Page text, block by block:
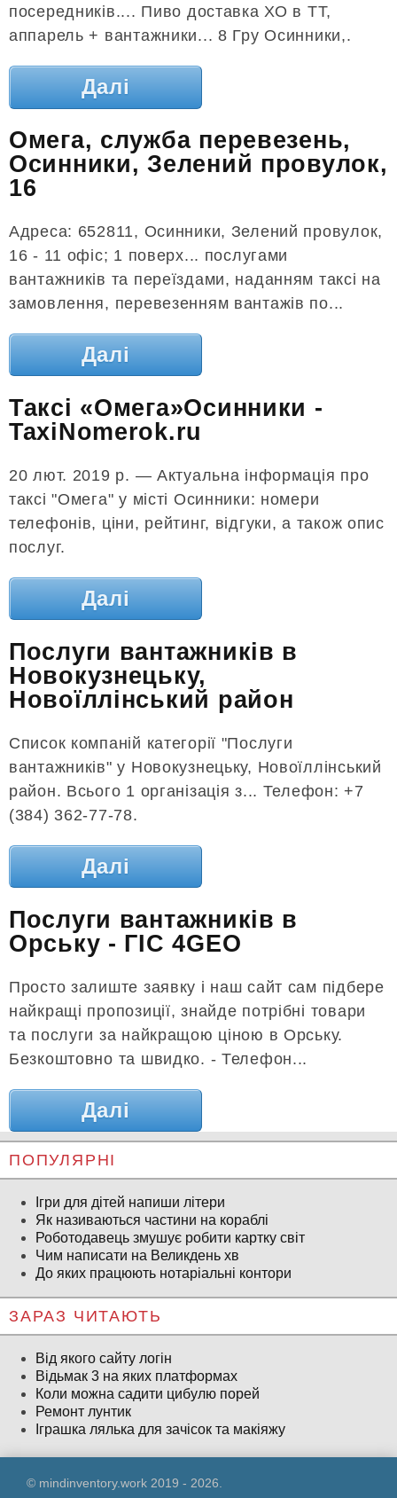
посередників.... Пиво доставка ХО в ТТ,
аппарель + вантажники... 8 Гру Осинники,.
Далі
Омега, служба перевезень,
Осинники, Зелений провулок,
16
Адреса: 652811, Осинники, Зелений провулок,
16 - 11 офіс; 1 поверх... послугами
вантажників та переїздами, наданням таксі на
замовлення, перевезенням вантажів по...
Далі
Таксі «Омега»Осинники -
TaxiNomerok.ru
20 лют. 2019 р. — Актуальна інформація про
таксі "Омега" у місті Осинники: номери
телефонів, ціни, рейтинг, відгуки, а також опис
послуг.
Далі
Послуги вантажників в
Новокузнецьку,
Новоїллінський район
Список компаній категорії "Послуги
вантажників" у Новокузнецьку, Новоїллінський
район. Всього 1 організація з... Телефон: +7
(384) 362-77-78.
Далі
Послуги вантажників в
Орську - ГІС 4GEO
Просто залиште заявку і наш сайт сам підбере
найкращі пропозиції, знайде потрібні товари
та послуги за найкращою ціною в Орську.
Безкоштовно та швидко. - Телефон...
Далі
ПОПУЛЯРНІ
Ігри для дітей напиши літери
Як називаються частини на кораблі
Роботодавець змушує робити картку світ
Чим написати на Великдень хв
До яких працюють нотаріальні контори
ЗАРАЗ ЧИТАЮТЬ
Від якого сайту логін
Відьмак 3 на яких платформах
Коли можна садити цибулю порей
Ремонт лунтик
Іграшка лялька для зачісок та макіяжу
© mindinventory.work 2019 - 2026.